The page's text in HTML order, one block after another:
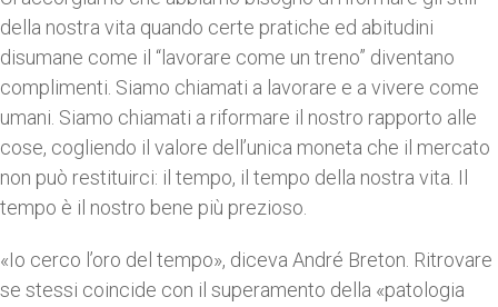
della nostra vita quando certe pratiche ed abitudini
disumane come il “lavorare come un treno” diventano
complimenti. Siamo chiamati a lavorare e a vivere come
umani. Siamo chiamati a riformare il nostro rapporto alle
cose, cogliendo il valore dell’unica moneta che il mercato
non può restituirci: il tempo, il tempo della nostra vita. Il
tempo è il nostro bene più prezioso.
«Io cerco l’oro del tempo», diceva André Breton. Ritrovare
se stessi coincide con il superamento della «patologia